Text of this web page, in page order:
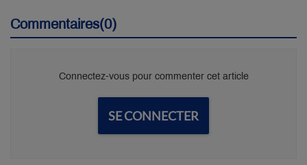
Commentaires(0)
Connectez-vous pour commenter cet article
SE CONNECTER